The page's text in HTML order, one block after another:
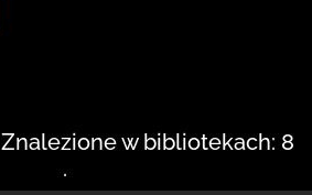
Znalezione w bibliotekach: 8
.